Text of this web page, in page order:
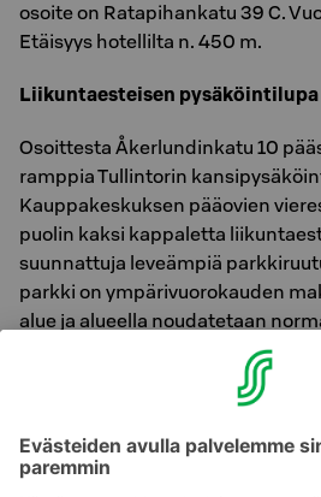
osoite on Ratapihankatu 39 C.
Etäisyys hotellilta n. 450 m.
Liikuntaesteisen pysäköintilupa
Osoittesta Åkerlundinkatu 10
ramppia Tullintorin
Kauppakeskuksen pääovien
puolin kaksi kappaletta
suunnattuja leveämpiä
parkki on ympärivuorokauden
alue ja alueella noudatetaan
kansi -pysäköintialueen maksu
ajaessa pysäköintialueella